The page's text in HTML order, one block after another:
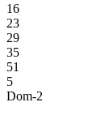
16
23
29
35
51
5
Dom-2